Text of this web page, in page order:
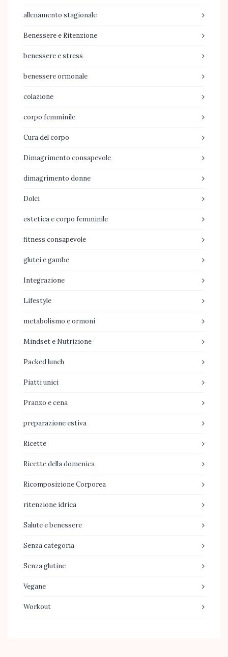
allenamento stagionale
Benessere e Ritenzione
benessere e stress
benessere ormonale
colazione
corpo femminile
Cura del corpo
Dimagrimento consapevole
dimagrimento donne
Dolci
estetica e corpo femminile
fitness consapevole
glutei e gambe
Integrazione
Lifestyle
metabolismo e ormoni
Mindset e Nutrizione
Packed lunch
Piatti unici
Pranzo e cena
preparazione estiva
Ricette
Ricette della domenica
Ricomposizione Corporea
ritenzione idrica
Salute e benessere
Senza categoria
Senza glutine
Vegane
Workout